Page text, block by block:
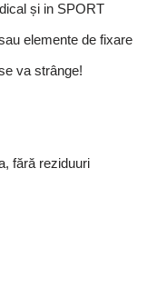
și in SPORT
elemente de fixare
va strânge!
fără reziduuri